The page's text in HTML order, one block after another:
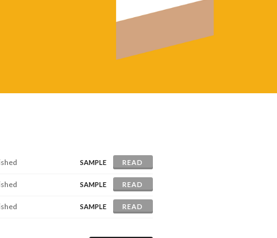
SAMPLE READ
SAMPLE READ
SAMPLE READ